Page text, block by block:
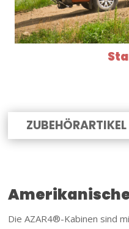
Die AZAR4®-Kabinen sind